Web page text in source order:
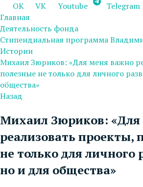
OK
VK Youtube
Telegram
Главная
Деятельность фонда
Стипендиальная программа
Истории
Михаил Зюриков: «Для меня важно
полезные не только для личного
общества»
Назад
Михаил Зюриков:
реализовать проекты,
не только для личного
но и для общества»